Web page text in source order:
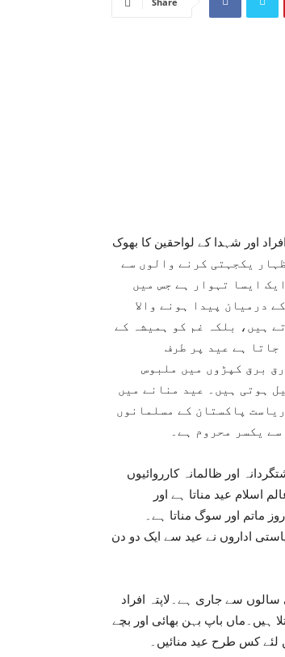
اور شہدا کے لواحقین کا بھوک
عید کے دن اظہار یکجہتی کرنے والوں سے
ایسا تہوار ہے جس میں
درمیان پیدا ہونے والا
ہیں، بلکہ غم کو ہمیشہ کے
جاتا ہے عید پر طرف
برق کپڑوں میں ملبوس
ہوتی ہیں۔ عید منانے میں
پاکستان کے مسلمانوں
یکسر محروم ہے۔
اور ظالمانہ کارروائیوں
اسلام عید مناتا ہے اور
ماتم اور سوگ مناتا ہے۔
اداروں نے عید سے ایک دو دن
سالوں سے جاری ہے۔لاپتہ افراد
ہیں۔ماں باپ بہن بھائی اور بچے
لئے کس طرح عید منائیں۔